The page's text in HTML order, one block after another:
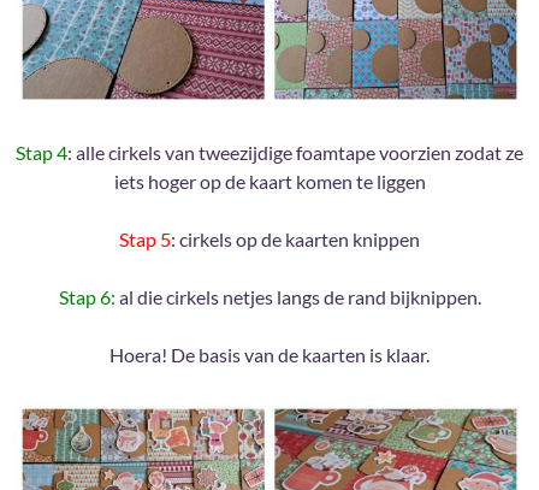
Stap 4: alle cirkels van tweezijdige foamtape voorzien zodat ze
iets hoger op de kaart komen te liggen
Stap 5: cirkels op de kaarten knippen
Stap 6: al die cirkels netjes langs de rand bijknippen.
Hoera! De basis van de kaarten is klaar.